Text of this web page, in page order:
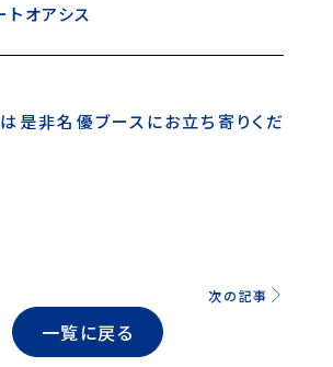
トオアシス
是非名優ブースにお立ち寄りくだ
一覧に戻る
次の記事